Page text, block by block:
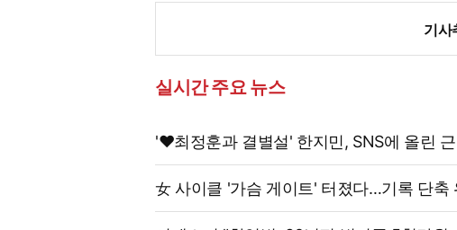
기사
실시간 주요 뉴스
'♥최정훈과 결별설' 한지민, SNS에 올린 근
女 사이클 '가슴 게이트' 터졌다…기록 단축